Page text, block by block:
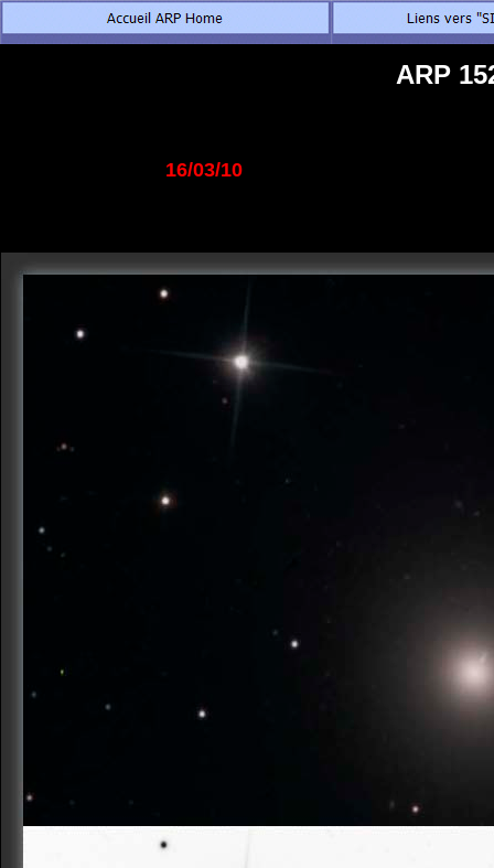
ARP
16/03/10